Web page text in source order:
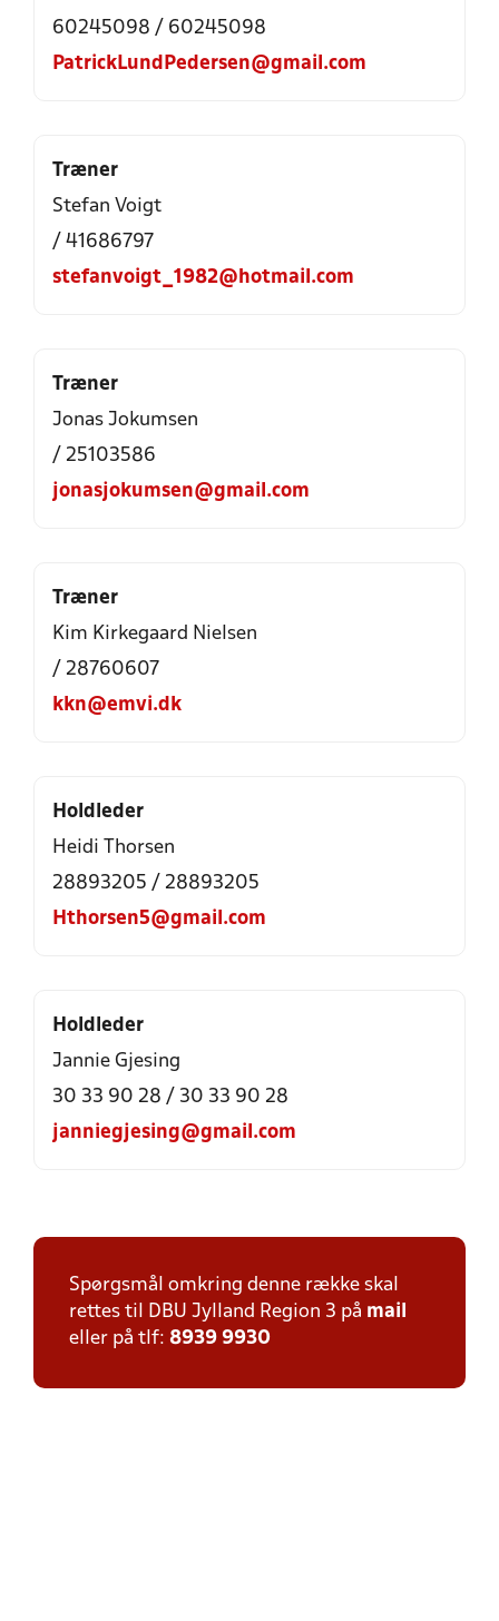
60245098 / 60245098
PatrickLundPedersen@gmail.com
Træner
Stefan Voigt
/ 41686797
stefanvoigt_1982@hotmail.com
Træner
Jonas Jokumsen
/ 25103586
jonasjokumsen@gmail.com
Træner
Kim Kirkegaard Nielsen
/ 28760607
kkn@emvi.dk
Holdleder
Heidi Thorsen
28893205 / 28893205
Hthorsen5@gmail.com
Holdleder
Jannie Gjesing
30 33 90 28 / 30 33 90 28
janniegjesing@gmail.com
Spørgsmål omkring denne række skal
rettes til DBU Jylland Region 3 på mail
eller på tlf: 8939 9930